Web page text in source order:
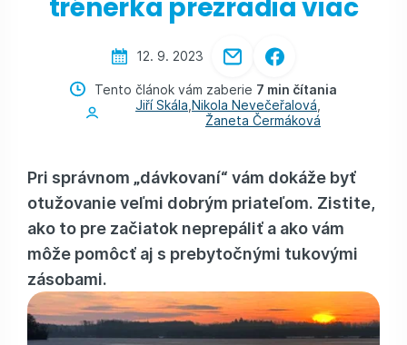
trénerka prezradia viac
12. 9. 2023
Tento článok vám zaberie 7 min čítania
Jiří Skála,Nikola Nevečeřalová,
Žaneta Čermáková
Pri správnom „dávkovaní“ vám dokáže byť
otužovanie veľmi dobrým priateľom. Zistite,
ako to pre začiatok neprepáliť a ako vám
môže pomôcť aj s prebytočnými tukovými
zásobami.